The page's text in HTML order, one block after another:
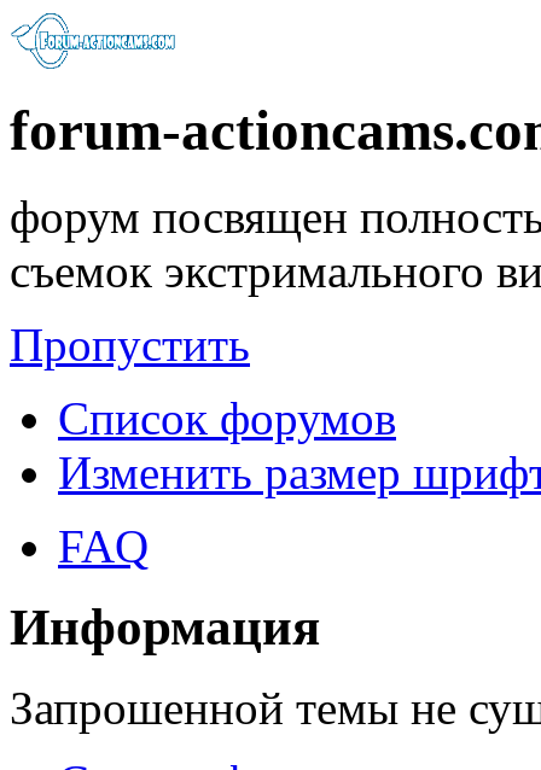
forum-
форум посвящен
съемок экстримального
Пропустить
Список форумов
Изменить размер
FAQ
Информация
Запрошенной темы не